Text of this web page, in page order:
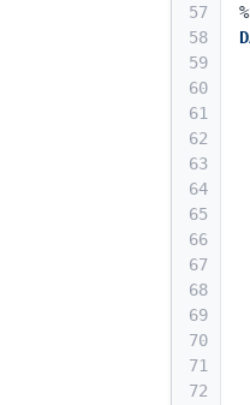
57
58
59
60
61
62
63
64
65
66
67
68
69
70
71
72